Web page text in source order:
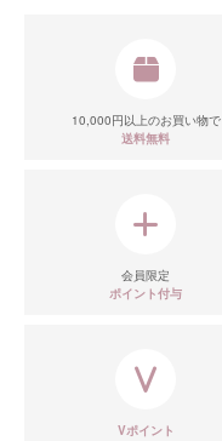
10,000円以上のお買い物で
送料無料
会員限定
ポイント付与
Vポイント